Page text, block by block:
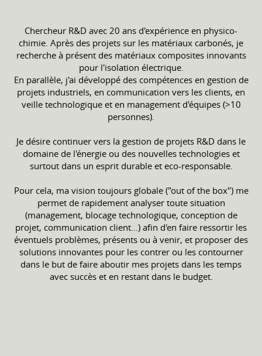
Chercheur R&D avec 20 ans d'expérience en physico-
chimie. Après des projets sur les matériaux carbonés, je
recherche à présent des matériaux composites innovants
pour l'isolation électrique.
En parallèle, j'ai développé des compétences en gestion de
projets industriels, en communication vers les clients, en
veille technologique et en management d'équipes (>10
personnes).
Je désire continuer vers la gestion de projets R&D dans le
domaine de l'énergie ou des nouvelles technologies et
surtout dans un esprit durable et eco-responsable.
Pour cela, ma vision toujours globale ("out of the box") me
permet de rapidement analyser toute situation
(management, blocage technologique, conception de
projet, communication client...) afin d'en faire ressortir les
éventuels problèmes, présents ou à venir, et proposer des
solutions innovantes pour les contrer ou les contourner
dans le but de faire aboutir mes projets dans les temps
avec succès et en restant dans le budget.